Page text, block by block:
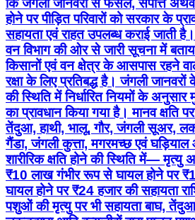
कि जंगली जानवरों से फसल, संपत्ति
होने पर पीड़ित परिवारों को सरकार के
सहायता एवं राहत उपलब्ध कराई जाती
वन विभाग की ओर से जारी सूचना में
किसानों एवं वन क्षेत्र के आसपास रहने
रक्षा के लिए प्रतिबद्ध है। जंगली जानवरों
की स्थिति में निर्धारित नियमों के अनुसार
का प्रावधान किया गया है। मानव क्षति
तेंदुआ, हाथी, भालू, गौर, जंगली सूअर,
गैंडा, जंगली कुत्ता, मगरमच्छ एवं घड़ियाल
शारीरिक क्षति होने की स्थिति में— मृत्यु
₹10 लाख गंभीर रूप से घायल होने पर
घायल होने पर ₹24 हजार की सहायता
पशुओं की मृत्यु पर भी सहायता बाघ,